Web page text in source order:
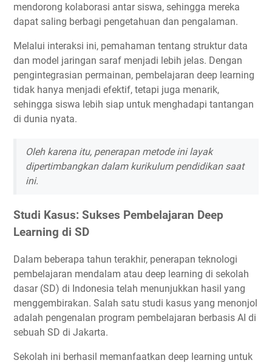
mendorong kolaborasi antar siswa, sehingga mereka
dapat saling berbagi pengetahuan dan pengalaman.
Melalui interaksi ini, pemahaman tentang struktur data
dan model jaringan saraf menjadi lebih jelas. Dengan
pengintegrasian permainan, pembelajaran deep learning
tidak hanya menjadi efektif, tetapi juga menarik,
sehingga siswa lebih siap untuk menghadapi tantangan
di dunia nyata.
Oleh karena itu, penerapan metode ini layak
dipertimbangkan dalam kurikulum pendidikan saat
ini.
Studi Kasus: Sukses Pembelajaran Deep
Learning di SD
Dalam beberapa tahun terakhir, penerapan teknologi
pembelajaran mendalam atau deep learning di sekolah
dasar (SD) di Indonesia telah menunjukkan hasil yang
menggembirakan. Salah satu studi kasus yang menonjol
adalah pengenalan program pembelajaran berbasis AI di
sebuah SD di Jakarta.
Sekolah ini berhasil memanfaatkan deep learning untuk